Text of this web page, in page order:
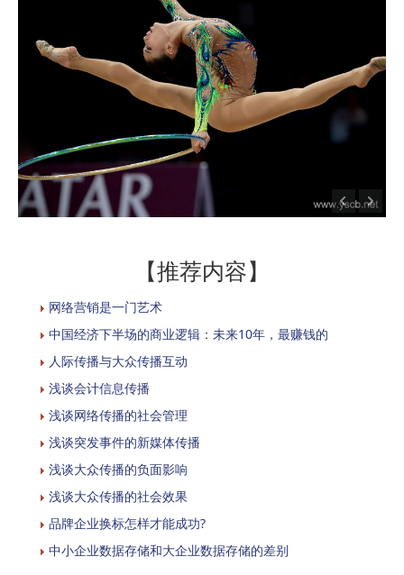
【推荐内容】
网络营销是一门艺术
中国经济下半场的商业逻辑：未来10年，最赚钱的
人际传播与大众传播互动
浅谈会计信息传播
浅谈网络传播的社会管理
浅谈突发事件的新媒体传播
浅谈大众传播的负面影响
浅谈大众传播的社会效果
品牌企业换标怎样才能成功?
中小企业数据存储和大企业数据存储的差别